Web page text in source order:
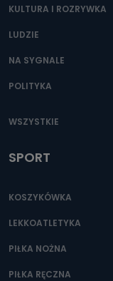
KULTURA I ROZRYWKA
LUDZIE
NA SYGNALE
POLITYKA
WSZYSTKIE
SPORT
KOSZYKÓWKA
LEKKOATLETYKA
PIŁKA NOŻNA
PIŁKA RĘCZNA